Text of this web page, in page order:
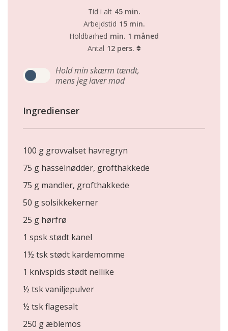
Tid i alt 45 min.
Arbejdstid 15 min.
Holdbarhed min. 1 måned
Antal 12 pers.
Hold min skærm tændt,
mens jeg laver mad
Ingredienser
100 g grovvalset havregryn
75 g hasselnødder, grofthakkede
75 g mandler, grofthakkede
50 g solsikkekerner
25 g hørfrø
1 spsk stødt kanel
1½ tsk stødt kardemomme
1 knivspids stødt nellike
½ tsk vaniljepulver
½ tsk flagesalt
250 g æblemos